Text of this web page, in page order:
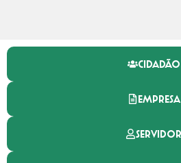
CIDADÃO
EMPRESA
SERVIDOR